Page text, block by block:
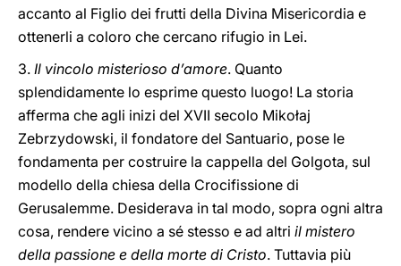
accanto al Figlio dei frutti della Divina Misericordia e
ottenerli a coloro che cercano rifugio in Lei.
3. Il vincolo misterioso d’amore. Quanto
splendidamente lo esprime questo luogo! La storia
afferma che agli inizi del XVII secolo Mikołaj
Zebrzydowski, il fondatore del Santuario, pose le
fondamenta per costruire la cappella del Golgota, sul
modello della chiesa della Crocifissione di
Gerusalemme. Desiderava in tal modo, sopra ogni altra
cosa, rendere vicino a sé stesso e ad altri il mistero
della passione e della morte di Cristo. Tuttavia più